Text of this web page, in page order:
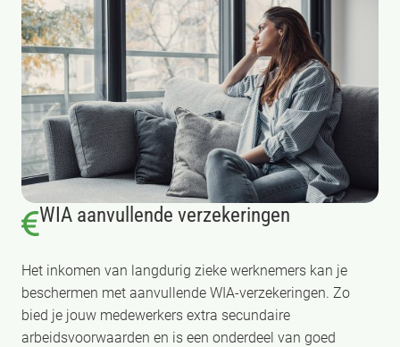
WIA aanvullende verzekeringen
Het inkomen van langdurig zieke werknemers kan je
beschermen met aanvullende WIA-verzekeringen. Zo
bied je jouw medewerkers extra secundaire
arbeidsvoorwaarden en is een onderdeel van goed